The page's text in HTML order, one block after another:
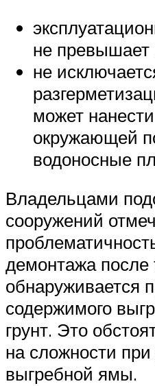
не превышает
не
может
окружающей
водоносные
Владельцами
сооружений
демонтажа после
обнаруживается
содержимого
грунт. Это
на сложности
выгребной ямы.